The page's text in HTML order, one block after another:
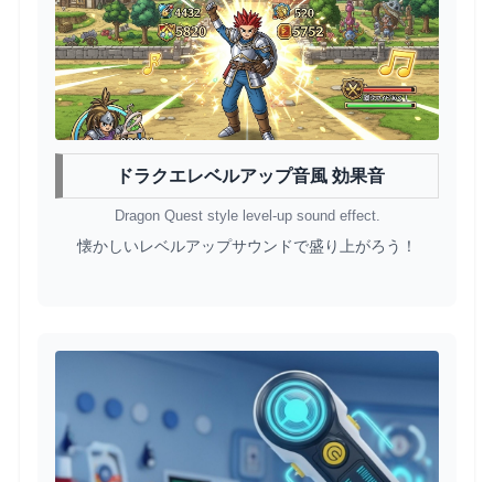
ドラクエレベルアップ音風 効果音
Dragon Quest style level-up sound effect.
懐かしいレベルアップサウンドで盛り上がろう！